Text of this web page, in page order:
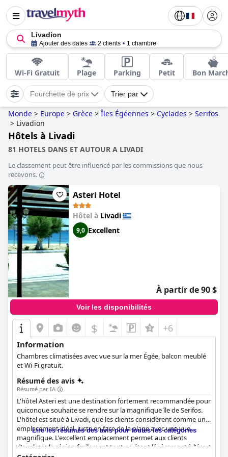
Livadion
Ajouter des dates 2 clients 1 chambre
Wi-Fi Gratuit Plage Parking Petit Bon
Fourchette de prix Trier par
Monde > Europe > Grèce > Îles Égéennes > Cyclades > Serifos
> Livadion
Hôtels à Livadi
81 HOTELS DANS ET AUTOUR A LIVADI
Le classement peut être influencé par les commissions que nous
recevons.
Asteri Hotel
Hôtel à Livadi
9,0 Excellent
À partir de 90 $
Voir les disponibilités
$ +6
Information
Chambres climatisées avec vue sur la mer Égée, balcon meublé
et Wi-Fi gratuit.
Résumé des avis
Résumé par IA
L'hôtel Asteri est une destination fortement recommandée pour
quiconque souhaite se rendre sur la magnifique île de Serifos.
L'hôtel est situé à Livadi, que les clients considèrent comme un
emplacement idéal, juste en face de la plage avec une vue
magnifique. L'excellent emplacement permet aux clients
d'explorer la région facilement tout en étant légèrement à l'écart
Lire les résumés des avis pour toutes les catégories